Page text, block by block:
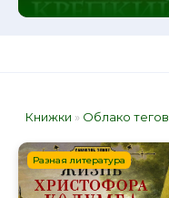
Книжки » Облако тегов
Разная литература